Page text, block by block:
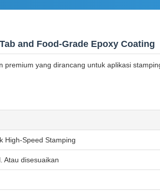
and Food-Grade Epoxy Coating
yang dirancang untuk aplikasi
High-Speed Stamping
Atau disesuaikan